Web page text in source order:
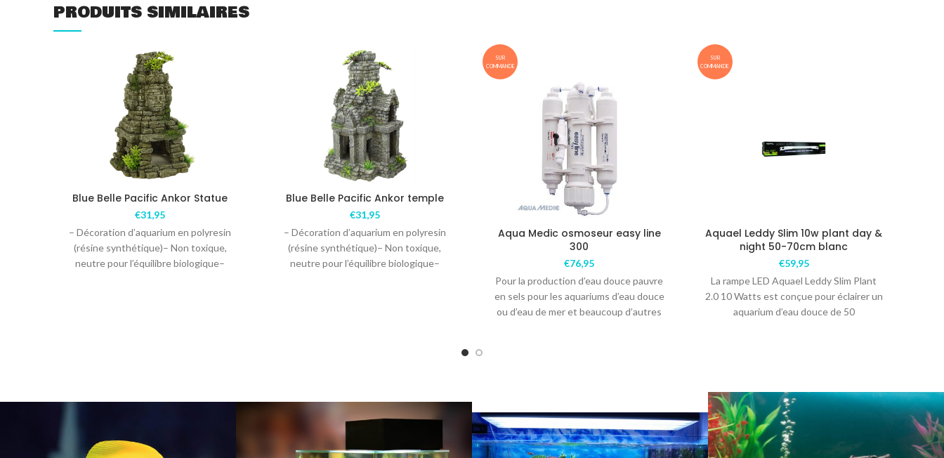
PRODUITS SIMILAIRES
Blue Belle Pacific Ankor Statue
€31,95
– Décoration d’aquarium en polyresin
(résine synthétique)– Non toxique,
neutre pour l’équilibre biologique–
Blue Belle Pacific Ankor temple
€31,95
– Décoration d’aquarium en polyresin
(résine synthétique)– Non toxique,
neutre pour l’équilibre biologique–
SUR
COMMANDE
Aqua Medic osmoseur easy line
300
€76,95
Pour la production d’eau douce pauvre
en sels pour les aquariums d’eau douce
ou d’eau de mer et beaucoup d’autres
SUR
COMMANDE
Aquael Leddy Slim 10w plant day &
night 50-70cm blanc
€59,95
La rampe LED Aquael Leddy Slim Plant
2.0 10 Watts est conçue pour éclairer un
aquarium d’eau douce de 50